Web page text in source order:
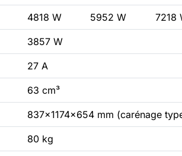
4818 W 5952 W 7218
3857 W
27 A
63 cm³
837x1174x654 mm (carénage
80 kg